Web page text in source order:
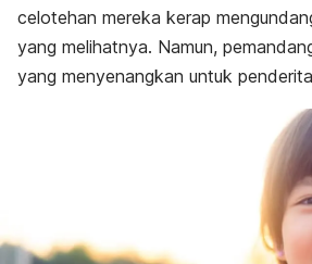
celotehan mereka kerap
yang melihatnya. Namun,
yang menyenangkan untuk